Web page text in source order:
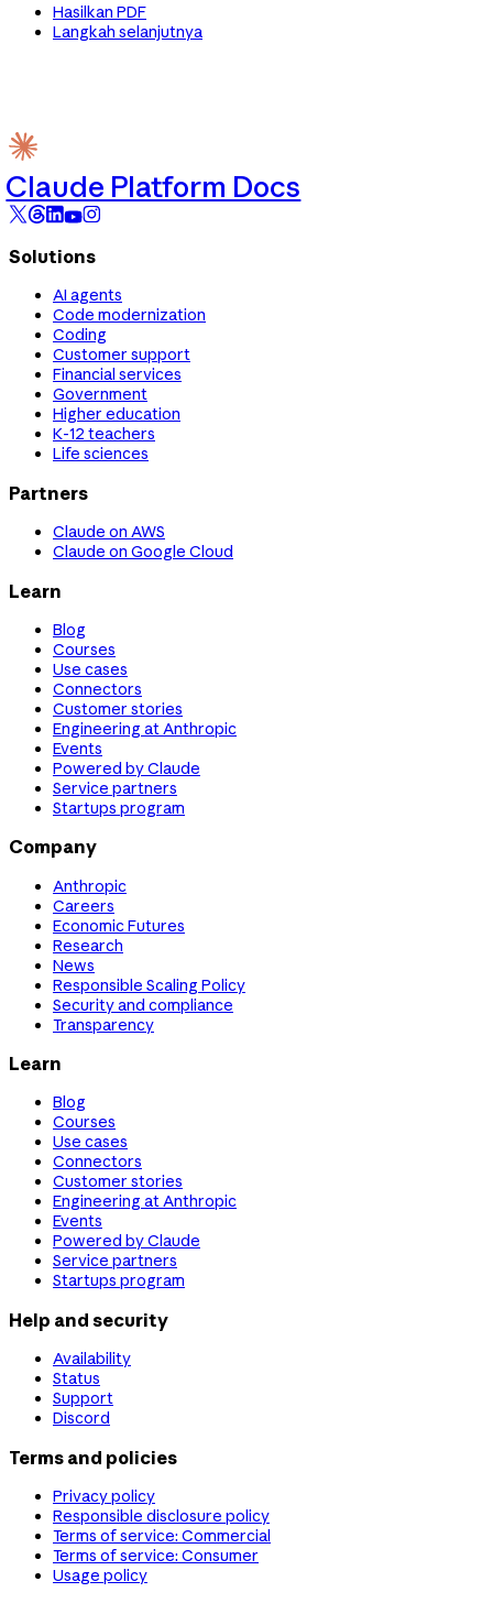
Hasilkan PDF
Langkah selanjutnya
Claude Platform Docs
Solutions
AI agents
Code modernization
Coding
Customer support
Financial services
Government
Higher education
K-12 teachers
Life sciences
Partners
Claude on AWS
Claude on Google Cloud
Learn
Blog
Courses
Use cases
Connectors
Customer stories
Engineering at Anthropic
Events
Powered by Claude
Service partners
Startups program
Company
Anthropic
Careers
Economic Futures
Research
News
Responsible Scaling Policy
Security and compliance
Transparency
Learn
Blog
Courses
Use cases
Connectors
Customer stories
Engineering at Anthropic
Events
Powered by Claude
Service partners
Startups program
Help and security
Availability
Status
Support
Discord
Terms and policies
Privacy policy
Responsible disclosure policy
Terms of service: Commercial
Terms of service: Consumer
Usage policy